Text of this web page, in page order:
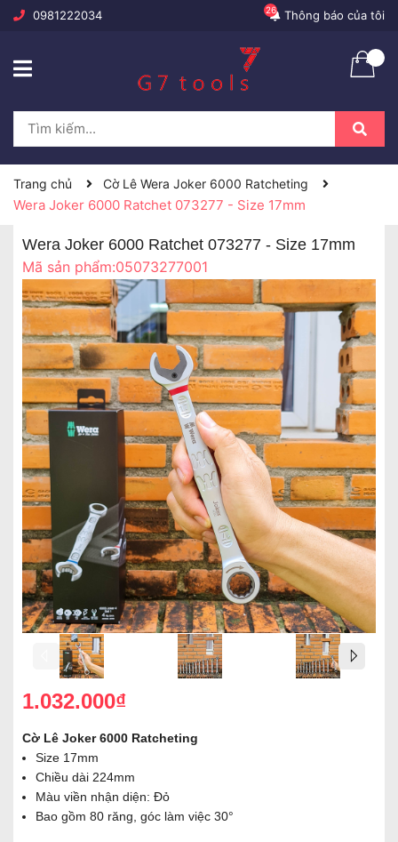
0981222034 Thông báo của tôi
26
Trang chủ Cờ Lê Wera Joker 6000 Ratcheting
Wera Joker 6000 Ratchet 073277 - Size 17mm
Wera Joker 6000 Ratchet 073277 - Size 17mm
Mã sản phẩm:05073277001
1.032.000₫
Cờ Lê Joker 6000 Ratcheting
Size 17mm
Chiều dài 224mm
Màu viền nhận diện: Đỏ
Bao gồm 80 răng, góc làm việc 30°